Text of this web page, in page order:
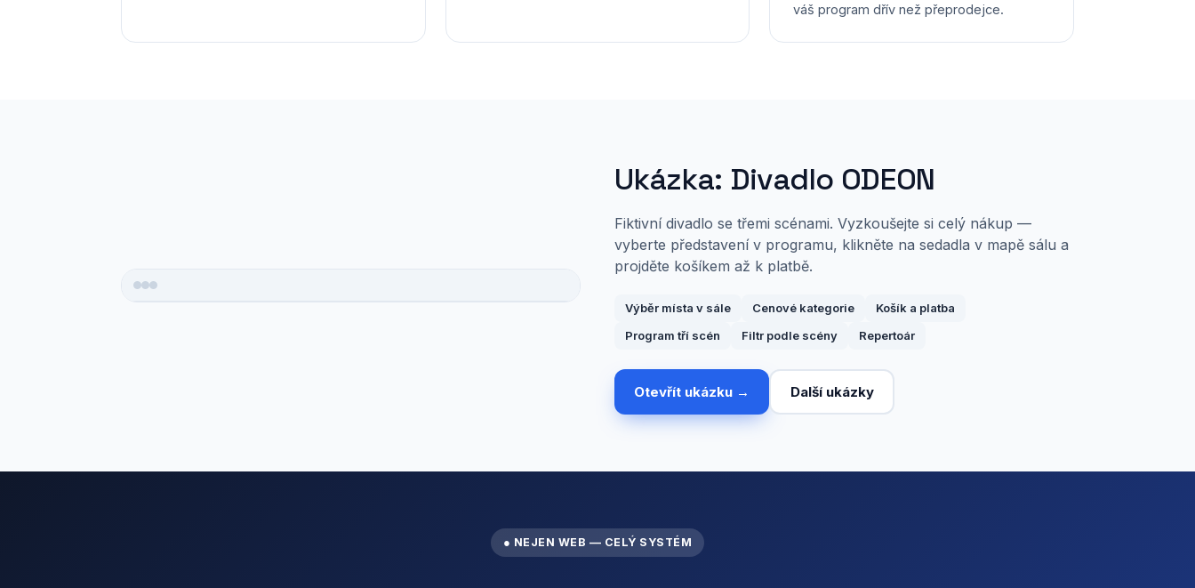
váš program dřív než přeprodejce.
Ukázka: Divadlo ODEON
Fiktivní divadlo se třemi scénami. Vyzkoušejte si celý nákup —
vyberte představení v programu, klikněte na sedadla v mapě sálu a
projděte košíkem až k platbě.
Výběr místa v sále Cenové kategorie
Košík a platba
Program tří scén
Filtr podle scény Repertoár
Otevřít ukázku → Další ukázky
● NEJEN WEB — CELÝ SYSTÉM